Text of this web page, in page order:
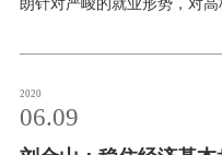
朗针对严峻的就业形势，对高
案的人大代表投票赞成率创了
作报告。从今年预算草案来看
2020
06.09